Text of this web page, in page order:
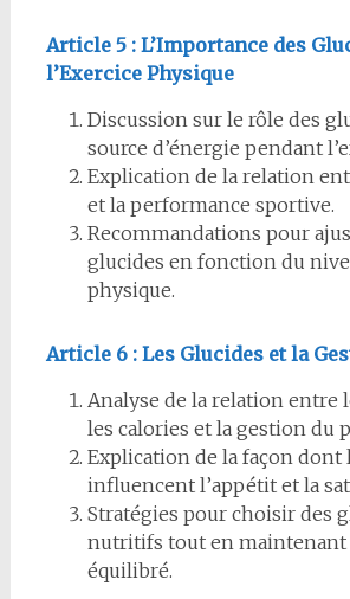
Article 5 : L’Importance des
l’Exercice Physique
Discussion sur le rôle des
source d’énergie pendant
Explication de la relation
et la performance sportive.
Recommandations pour
glucides en fonction du
physique.
Article 6 : Les Glucides et la
Analyse de la relation entre
les calories et la gestion du
Explication de la façon dont
influencent l’appétit et la
Stratégies pour choisir des
nutritifs tout en maintenant
équilibré.